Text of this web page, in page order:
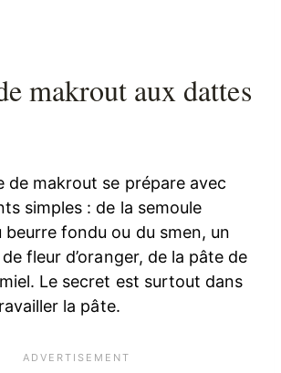
makrout aux dattes
de makrout se prépare avec
simples : de la semoule
beurre fondu ou du smen, un
fleur d’oranger, de la pâte de
Le secret est surtout dans
la pâte.